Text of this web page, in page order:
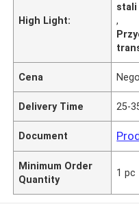
High Light:
stali
,
Cena
Delivery Time 25-
Document
Minimum Order
Quantity
1 pc